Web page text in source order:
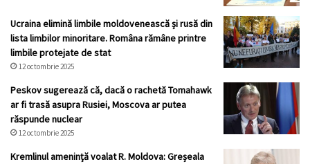
Ucraina elimină limbile moldovenească și rusă din
lista limbilor minoritare. Româna rămâne printre
limbile protejate de stat
12 octombrie 2025
Peskov sugerează că, dacă o rachetă Tomahawk
ar fi trasă asupra Rusiei, Moscova ar putea
răspunde nuclear
12 octombrie 2025
Kremlinul ameninţă voalat R. Moldova: Greșeala